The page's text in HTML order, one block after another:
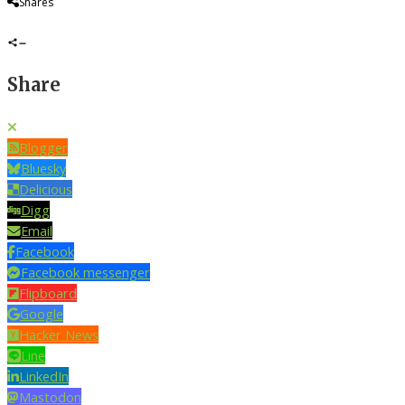
Share
Blogger
Bluesky
Delicious
Digg
Email
Facebook
Facebook messenger
Flipboard
Google
Hacker News
Line
LinkedIn
Mastodon